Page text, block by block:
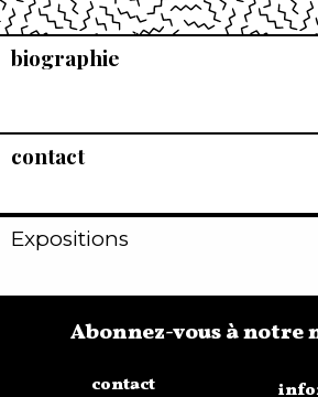
biographie
contact
Expositions
contact
Abonnez-vous à notre